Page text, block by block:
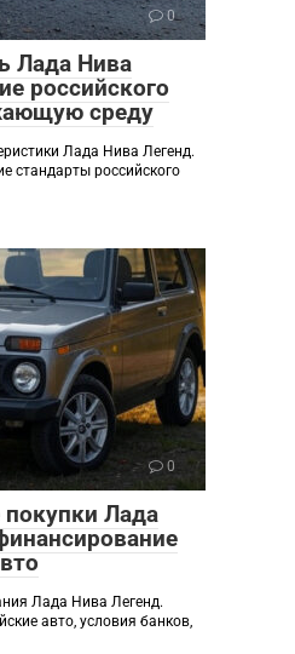
0
Лада Нива
российского
среду
Лада Нива Легенд.
стандарты российского
0
Лада
Лада Нива Легенд.
авто, условия банков,